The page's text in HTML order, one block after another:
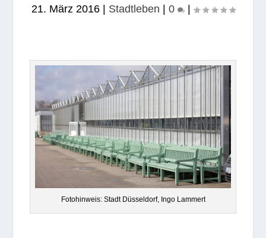
21. März 2016| Stadtleben 0 |
Foto­hin­weis: Stadt Düs­sel­dorf, Ingo Lammert